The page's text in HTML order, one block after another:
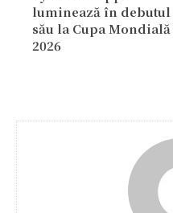
luminează în debutul
său la Cupa Mondială
2026